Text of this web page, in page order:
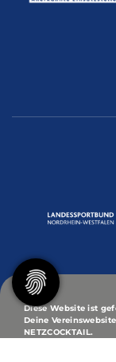
Diese Website ist
Deine
NETZCOCKTAIL.